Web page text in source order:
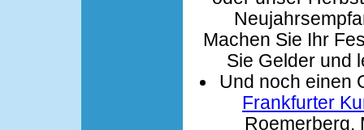
Machen Sie Ihr
Sie Gelder und
Und noch einen
Frankfurter
Roemerberg,